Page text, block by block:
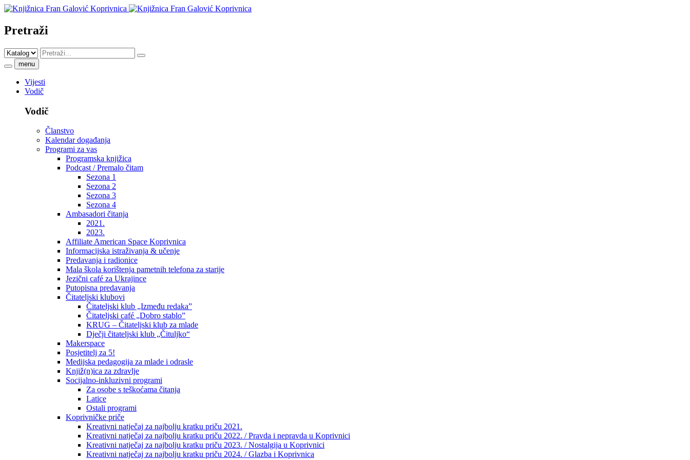
Pretraži
menu
Vijesti
Vodič
Vodič
Članstvo
Kalendar događanja
Programi za vas
Programska knjižica
Podcast / Premalo čitam
Sezona 1
Sezona 2
Sezona 3
Sezona 4
Ambasadori čitanja
2021.
2023.
Affiliate American Space Koprivnica
Informacijska istraživanja & učenje
Predavanja i radionice
Mala škola korištenja pametnih telefona za starije
Jezični café za Ukrajince
Putopisna predavanja
Čitateljski klubovi
Čitateljski klub „Između redaka”
Čitateljski café „Dobro stablo”
KRUG – Čitateljski klub za mlade
Dječji čitateljski klub „Čituljko“
Makerspace
Posjetitelj za 5!
Medijska pedagogija za mlade i odrasle
Knjiž(n)ica za zdravlje
Socijalno-inkluzivni programi
Za osobe s teškoćama čitanja
Latice
Ostali programi
Koprivničke priče
Kreativni natječaj za najbolju kratku priču 2021.
Kreativni natječaj za najbolju kratku priču 2022. / Pravda i nepravda u Koprivnici
Kreativni natječaj za najbolju kratku priču 2023. / Nostalgija u Koprivnici
Kreativni natječaj za najbolju kratku priču 2024. / Glazba i Koprivnica